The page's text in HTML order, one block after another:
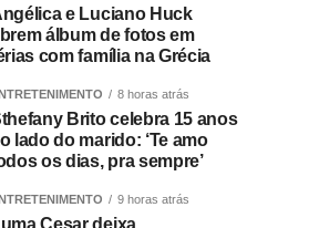
e Luciano Huck
álbum de fotos em
com família na Grécia
8 horas atrás
Brito celebra 15 anos
lado do marido: ‘Te amo
os dias, pra sempre’
9 horas atrás